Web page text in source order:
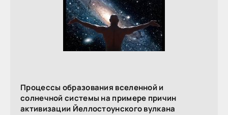
Процессы образования вселенной и
солнечной системы на примере причин
активизации Йеллостоунского вулкана